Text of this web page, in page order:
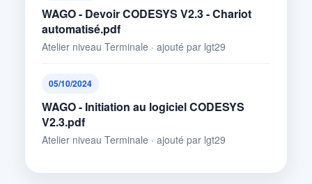
WAGO - Devoir CODESYS V2.3 - Chariot
automatisé.pdf
Atelier niveau Terminale · ajouté par lgt29
05/10/2024
WAGO - Initiation au logiciel CODESYS
V2.3.pdf
Atelier niveau Terminale · ajouté par lgt29